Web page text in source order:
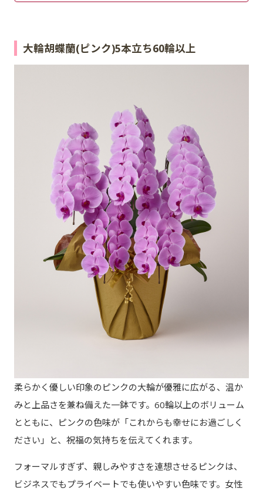
大輪胡蝶蘭(ピンク)5本立ち60輪以上
柔らかく優しい印象のピンクの大輪が優雅に広がる、温か
みと上品さを兼ね備えた一鉢です。60輪以上のボリューム
とともに、ピンクの色味が「これからも幸せにお過ごしく
ださい」と、祝福の気持ちを伝えてくれます。
フォーマルすぎず、親しみやすさを連想させるピンクは、
ビジネスでもプライベートでも使いやすい色味です。女性